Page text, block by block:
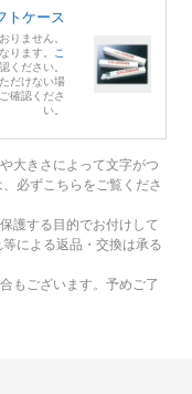
トケース
りません。
ります。
こ
ください。
だけない場
確認くださ
い。
大きさによって文字がつ
必ずこちらをご覧くださ
護する目的でお付けして
による返品・交換は承る
もございます。予めご了